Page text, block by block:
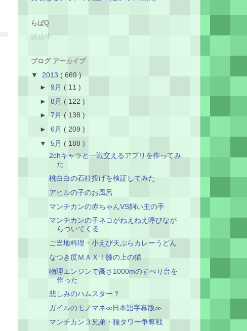
らばQ
読込中...
ブログ アーカイブ
▼ 2013 ( 669 )
►9月 ( 11 )
►8月 ( 122 )
►7月( 138 )
►6月 ( 209 )
▼ 5月 ( 188 )
2chキャラと一戦交えるアプリを作ってみ
た
桃白白の石柱投げを検証してみた
アヒルの子のお風呂
マンチカンの赤ちゃんVS飼い主の手
マンチカンの子ネコがねえねえ呼びなが
らついてくる
ご当地料理・小えび天ぷらカレーうどん
なつき度ＭＡＸ！膝の上の猫
物理エンジンで高さ1000mのすべり台を
作った
悲しみのハムスター？
ガイルのモノマネ≪日本語字幕版≫
マンチカン３兄弟・猫タワー争奪戦